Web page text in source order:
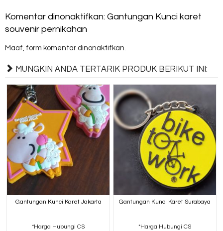
Komentar dinonaktifkan: Gantungan Kunci karet
souvenir pernikahan
Maaf, form komentar dinonaktifkan.
MUNGKIN ANDA TERTARIK PRODUK BERIKUT INI:
Gantungan Kunci Karet Jakarta
*Harga Hubungi CS
Gantungan Kunci Karet Surabaya
*Harga Hubungi CS